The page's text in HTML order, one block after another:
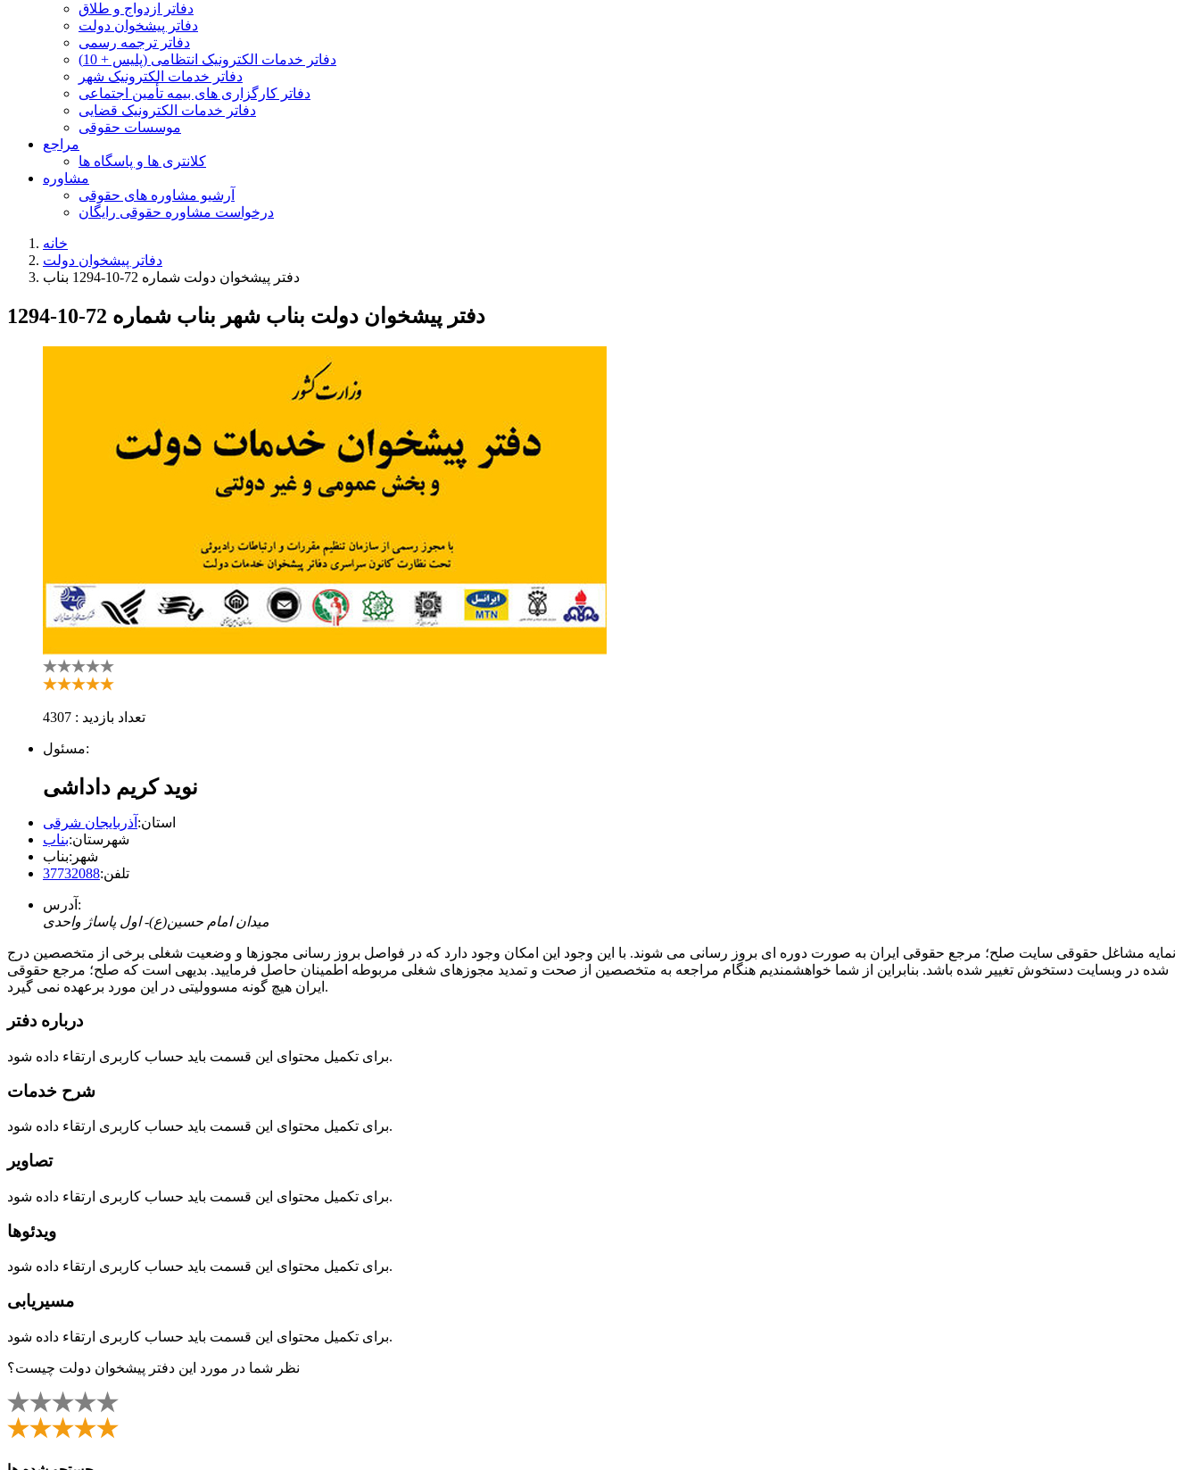
دفاتر ازدواج و طلاق
دفاتر پیشخوان دولت
دفاتر ترجمه رسمی
دفاتر خدمات الکترونیک انتظامی (پلیس + 10)
دفاتر خدمات الکترونیک شهر
دفاتر کارگزاری های بیمه تأمین اجتماعی
دفاتر خدمات الکترونیک قضایی
موسسات حقوقی
مراجع
کلانتری ها و پاسگاه ها
مشاوره
آرشیو مشاوره های حقوقی
درخواست مشاوره حقوقی رایگان
خانه
دفاتر پیشخوان دولت
دفتر پیشخوان دولت شماره 72-10-1294 بناب
دفتر پیشخوان دولت بناب شهر بناب شماره 72-10-1294
تعداد بازدید : 4307
مسئول:
نوید کریم داداشی
استان: آذربایجان شرقی
شهرستان:بناب
شهر:بناب
تلفن:37732088
آدرس:
میدان امام حسین(ع)- اول پاساژ واحدی
نمایه مشاغل حقوقی سایت صلح؛ مرجع حقوقی ایران به صورت دوره ای بروز رسانی می شوند. با این وجود این امکان وجود دارد که در فواصل بروز رسانی مجوزها و وضعیت شغلی برخی از متخصصین درج
شده در وبسایت دستخوش تغییر شده باشد. بنابراین از شما خواهشمندیم هنگام مراجعه به متخصصین از صحت و تمدید مجوزهای شغلی مربوطه اطمینان حاصل فرمایید. بدیهی است که صلح؛ مرجع حقوقی
ایران هیچ گونه مسوولیتی در این مورد برعهده نمی گیرد.
درباره دفتر
برای تکمیل محتوای این قسمت باید حساب کاربری ارتقاء داده شود.
شرح خدمات
برای تکمیل محتوای این قسمت باید حساب کاربری ارتقاء داده شود.
تصاویر
برای تکمیل محتوای این قسمت باید حساب کاربری ارتقاء داده شود.
ویدئوها
برای تکمیل محتوای این قسمت باید حساب کاربری ارتقاء داده شود.
مسیریابی
برای تکمیل محتوای این قسمت باید حساب کاربری ارتقاء داده شود.
نظر شما در مورد این دفتر پیشخوان دولت چیست؟